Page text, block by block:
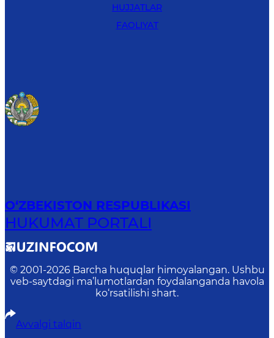
HUJJATLAR
FAOLIYAT
O‘ZBEKISTON RESPUBLIKASI
HUKUMAT PORTALI
© 2001-2026 Barcha huquqlar himoyalangan. Ushbu
veb-saytdagi ma’lumotlardan foydalanganda havola
ko‘rsatilishi shart.
Avvalgi talqin